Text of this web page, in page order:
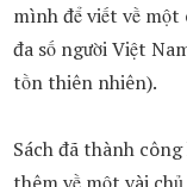
mình để viết về một
đa số người Việt
tồn thiên nhiên).
Sách đã thành
thêm về một vài